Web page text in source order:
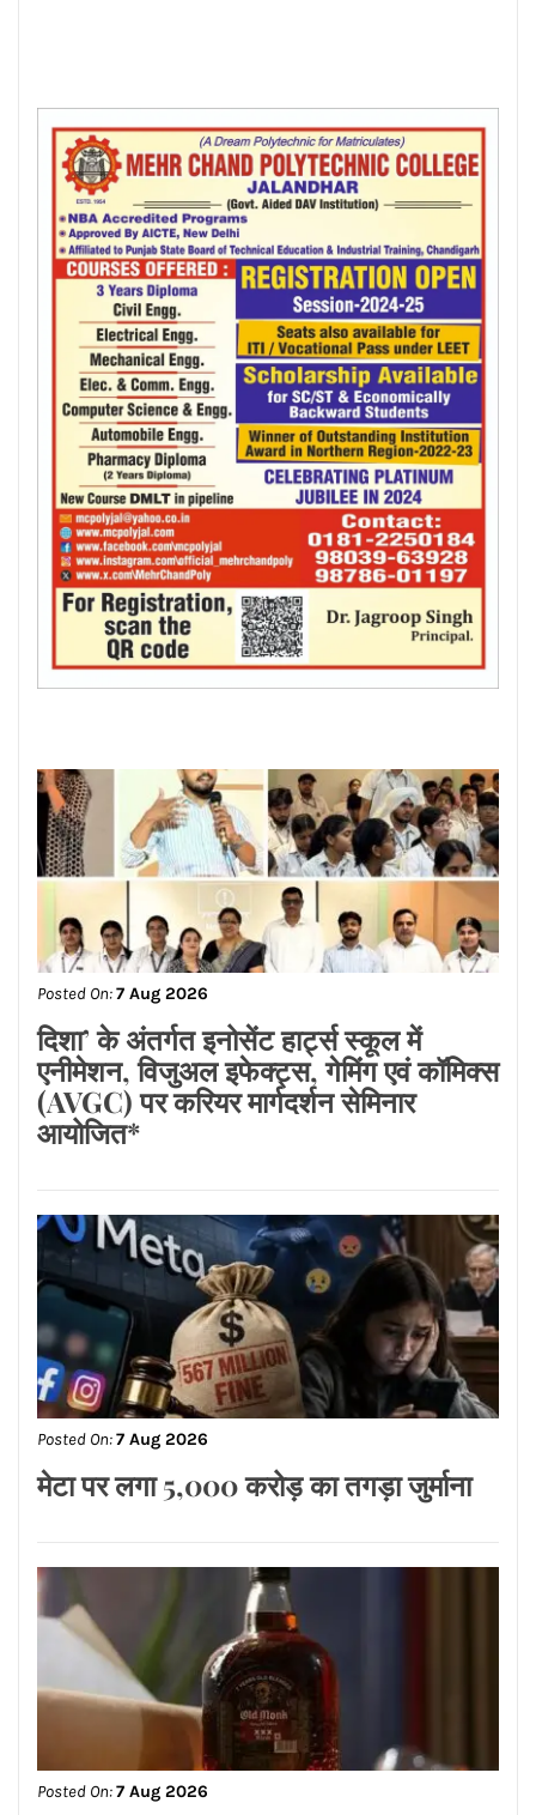
Posted On:7 Aug 2026
दिशा’ के अंतर्गत इनोसेंट हार्ट्स स्कूल में
एनीमेशन, विजुअल इफेक्ट्स, गेमिंग एवं कॉमिक्स
(AVGC) पर करियर मार्गदर्शन सेमिनार
आयोजित*
Posted On:7 Aug 2026
मेटा पर लगा 5,000 करोड़ का तगड़ा जुर्माना
Posted On:7 Aug 2026